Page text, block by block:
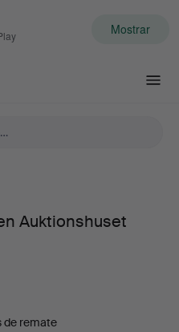
Mostrar
Auktionshuset
de remate